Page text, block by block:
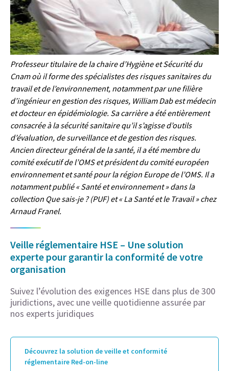
Professeur titulaire de la chaire d’Hygiène et Sécurité du
Cnam où il forme des spécialistes des risques sanitaires du
travail et de l’environnement, notamment par une filière
d’ingénieur en gestion des risques, William Dab est médecin
et docteur en épidémiologie. Sa carrière a été entièrement
consacrée à la sécurité sanitaire qu’il s’agisse d’outils
d’évaluation, de surveillance et de gestion des risques.
Ancien directeur général de la santé, il a été membre du
comité exécutif de l’OMS et président du comité européen
environnement et santé pour la région Europe de l’OMS. Il a
notamment publié « Santé et environnement » dans la
collection Que sais-je ? (PUF) et « La Santé et le Travail » chez
Arnaud Franel.
Veille réglementaire HSE – Une solution
experte pour garantir la conformité de votre
organisation
Suivez l’évolution des exigences HSE dans plus de 300
juridictions, avec une veille quotidienne assurée par
nos experts juridiques
Découvrez la solution de veille et conformité
réglementaire Red-on-line